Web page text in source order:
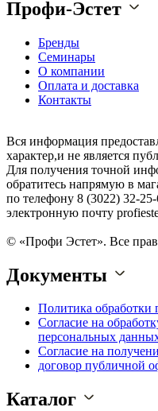
Профи-Эстет
Бренды
Семинары
О компании
Оплата и доставка
Контакты
Вся информация
характер,и не является
Для получения точной
обратитесь напрямую в
по телефону 8 (3022) 32-
электронную почту
© «Профи Эстет». Все
Документы
Политика обработки
Согласие на
персональных
Согласие на
договор публичной
Каталог